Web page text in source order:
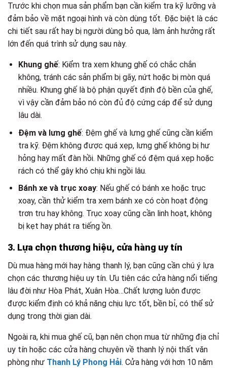
Trước khi chọn mua sản phẩm bạn cần kiểm tra kỹ lưỡng và
đảm bảo về mặt ngoại hình và còn dùng tốt. Đặc biệt là các
chi tiết sau rất hay bị người dùng bỏ qua, làm ảnh hưởng rất
lớn đến quá trình sử dụng sau này.
Khung ghế: Kiểm tra xem khung ghế có chắc chắn
không, tránh các sản phẩm bị gãy, nứt hoặc bị mòn quá
nhiều. Khung ghế là bộ phận quyết định độ bền của ghế,
vì vậy cần đảm bảo nó còn đủ độ cứng cáp để sử dụng
lâu dài.
Đệm và lưng ghế: Đệm ghế và lưng ghế cũng cần kiểm
tra kỹ. Đệm không được quá xẹp, lưng ghế không bị hư
hỏng hay mất đàn hồi. Những ghế có đệm quá xẹp hoặc
rách có thể gây khó chịu khi ngồi lâu.
Bánh xe và trục xoay: Nếu ghế có bánh xe hoặc trục
xoay, cần thử kiểm tra xem bánh xe có còn hoạt động
trơn tru hay không. Trục xoay cũng cần linh hoạt, không
bị kẹt hay phát ra tiếng ồn.
3. Lựa chọn thương hiệu, cửa hàng uy tín
Dù mua hàng mới hay hàng thanh lý, bạn cũng cần chú ý lựa
chọn các thương hiệu uy tín. Ưu tiên các cửa hàng nổi tiếng
lâu đời như Hòa Phát, Xuân Hòa…Chất lượng luôn được
được kiểm định có khả năng chịu lực tốt, bền bỉ, có thể sử
dụng trong thời gian dài.
Ngoài ra, khi mua ghế cũ, bạn nên chọn mua từ những địa chỉ
uy tín hoặc các cửa hàng chuyên về thanh lý nội thất văn
phòng như Thanh Lý Phong Hải. Cửa hàng với hơn 10 năm